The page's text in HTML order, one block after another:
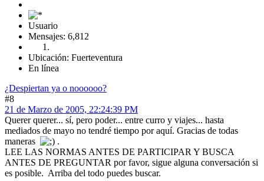
Usuario
Mensajes: 6,812
Ubicación: Fuerteventura
En línea
¿Despiertan ya o noooooo?
#8
21 de Marzo de 2005, 22:24:39 PM
Querer querer... sí, pero poder... entre curro y viajes... hasta
mediados de mayo no tendré tiempo por aquí. Gracias de todas
maneras
.
LEE LAS NORMAS ANTES DE PARTICIPAR Y BUSCA
ANTES DE PREGUNTAR por favor, sigue alguna conversación si
es posible. Arriba del todo puedes buscar.